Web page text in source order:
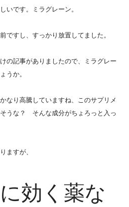
いです。ミラグレーン。
ですし、すっかり放置してました。
の記事がありましたので、ミラグレー
うか。
なり高騰していますね、このサプリメ
うな？ そんな成分がちょろっと入っ
ますが、
効く薬な